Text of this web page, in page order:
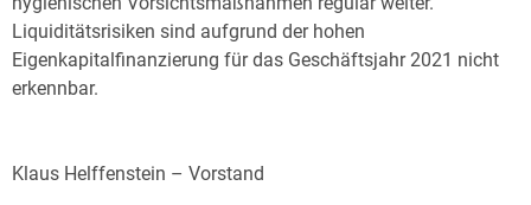
Liquiditätsrisiken sind aufgrund der hohen
Eigenkapitalfinanzierung für das Geschäftsjahr 2021 nicht
erkennbar.
Klaus Helffenstein – Vorstand